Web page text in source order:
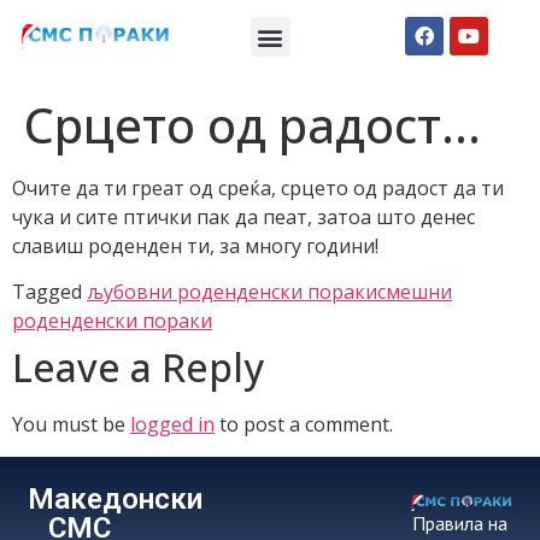
Срцето од радост…
Очите да ти греат од среќа, срцето од радост да ти
чука и сите птички пак да пеат, затоа што денес
славиш роденден ти, за многу години!
Tagged љубовни роденденски поракисмешни
роденденски пораки
Leave a Reply
You must be logged in to post a comment.
Македонски
СМС
Правила на